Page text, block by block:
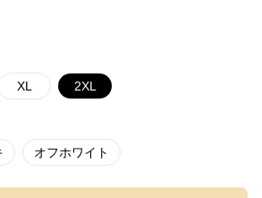
XL 2XL
オフホワイト